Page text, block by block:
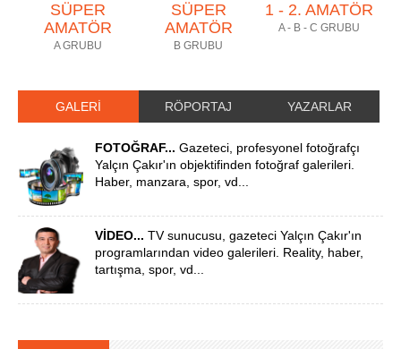
SÜPER
AMATÖR
A GRUBU
SÜPER
AMATÖR
B GRUBU
1 - 2. AMATÖR
A - B - C GRUBU
GALERİ RÖPORTAJ YAZARLAR
FOTOĞRAF... Gazeteci, profesyonel fotoğrafçı
Yalçın Çakır'ın objektifinden fotoğraf galerileri.
Haber, manzara, spor, vd...
VİDEO... TV sunucusu, gazeteci Yalçın Çakır'ın
programlarından video galerileri. Reality, haber,
tartışma, spor, vd...